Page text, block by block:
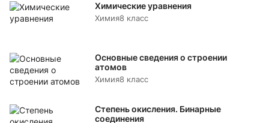
Химические уравнения
Химия8 класс
Основные сведения о строении
атомов
Химия8 класс
Степень окисления. Бинарные
соединения